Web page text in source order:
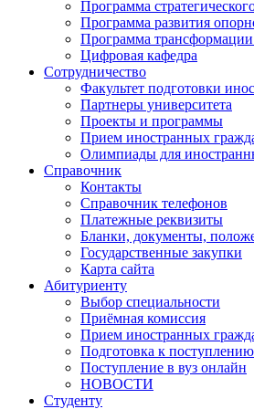
Программа
Программа развития
Программа
Цифровая кафедра
Сотрудничество
Факультет подготовки
Партнеры университета
Проекты и программы
Прием иностранных
Олимпиады для
Справочник
Контакты
Справочник телефонов
Платежные реквизиты
Бланки, документы,
Государственные закупки
Карта сайта
Абитуриенту
Выбор специальности
Приёмная комиссия
Прием иностранных
Подготовка к поступлению
Поступление в вуз онлайн
НОВОСТИ
Студенту